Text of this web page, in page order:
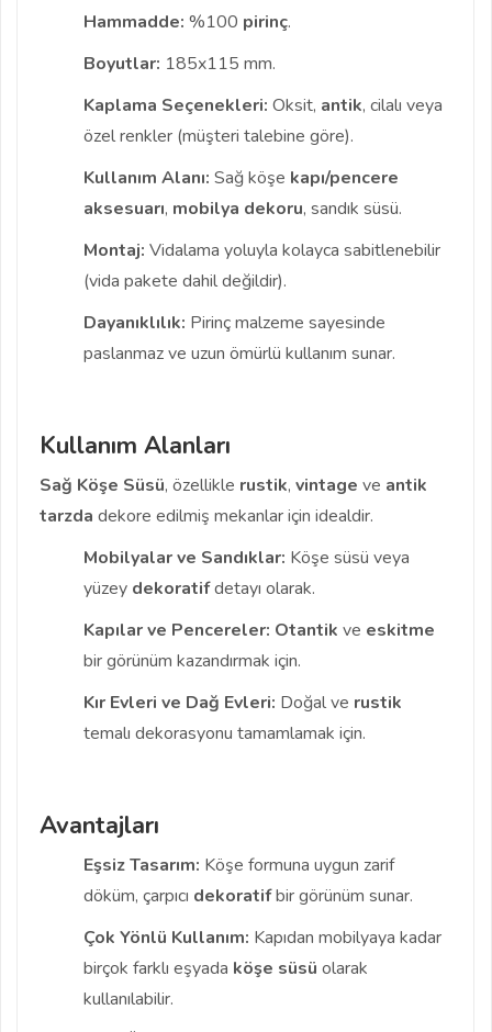
Hammadde: %100 pirinç.
Boyutlar: 185x115 mm.
Kaplama Seçenekleri: Oksit, antik, cilalı veya
özel renkler (müşteri talebine göre).
Kullanım Alanı: Sağ köşe kapı/pencere
aksesuarı, mobilya dekoru, sandık süsü.
Montaj: Vidalama yoluyla kolayca sabitlenebilir
(vida pakete dahil değildir).
Dayanıklılık: Pirinç malzeme sayesinde
paslanmaz ve uzun ömürlü kullanım sunar.
Kullanım Alanları
Sağ Köşe Süsü, özellikle rustik, vintage ve antik
tarzda dekore edilmiş mekanlar için idealdir.
Mobilyalar ve Sandıklar: Köşe süsü veya
yüzey dekoratifdetayı olarak.
Kapılar ve Pencereler: Otantik ve eskitme
bir görünüm kazandırmak için.
Kır Evleri ve Dağ Evleri: Doğal ve rustik
temalı dekorasyonu tamamlamak için.
Avantajları
Eşsiz Tasarım: Köşe formuna uygun zarif
döküm, çarpıcı dekoratifbir görünüm sunar.
Çok Yönlü Kullanım: Kapıdan mobilyaya kadar
birçok farklı eşyada köşe süsü olarak
kullanılabilir.